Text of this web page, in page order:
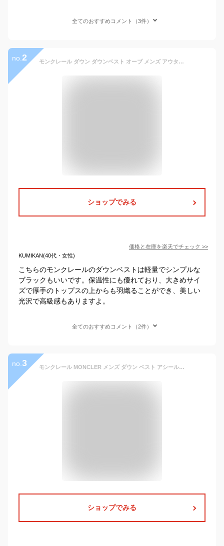
全てのおすすめコメント（3件）
no. 2 モンクレール ダウン ダウンベスト オーブ メンズ アウター 軽量 ブランド 大きいサイズ 黒 ブラック MONCLER AUBE 1A00079 595ZJ
ショップでみる
価格と在庫を楽天でチェック >>
KUMIKAN(40代・女性)
こちらのモンクレールのダウンベストは軽量でシンプルな
ブラックもいいです。保温性にも優れており、大きめサイ
ズで厚手のトップスの上からも羽織ることができ、美しい
光沢で高級感もありますよ。
全てのおすすめコメント（2件）
no. 3 モンクレール MONCLER メンズ ダウン ベスト アシール Men's Down Vest ACHILLE 男性 ジレ 4330899
ショップでみる